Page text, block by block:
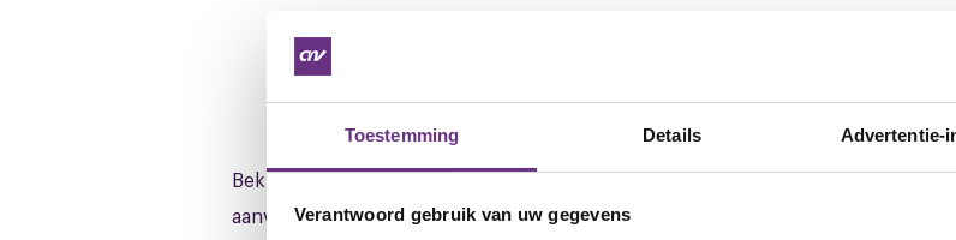
Toestemming Details Advertentie-
Verantwoord gebruik van uw gegevens
Downloads
Bekijk hier de cao-pagina van Openbaar Vervoer
aanvulling_OHR_cao_OV_190925 (.pdf)